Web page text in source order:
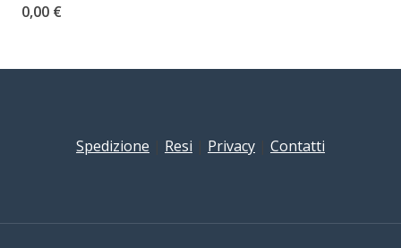
0,00 €
Spedizione Resi Privacy Contatti